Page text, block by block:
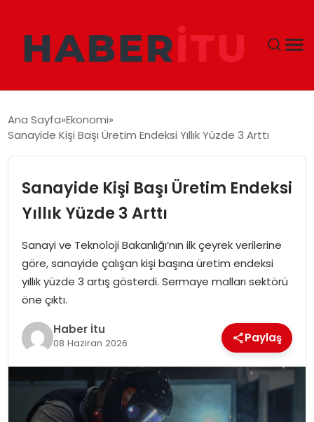
DÜNYA
EKONOMI
SIYASET
TEKNOLOJI
EĞITIM
MAGAZIN
YAŞAM
Ana Sayfa Ekonomi
Sanayide Kişi Başı Üretim Endeksi Yıllık Yüzde 3 Arttı
Sanayide Kişi Başı Üretim Endeksi
Yıllık Yüzde 3 Arttı
Sanayi ve Teknoloji Bakanlığı’nın ilk çeyrek verilerine
göre, sanayide çalışan kişi başına üretim endeksi
yıllık yüzde 3 artış gösterdi. Sermaye malları sektörü
öne çıktı.
Haber İtu
08 Haziran 2026 Paylaş